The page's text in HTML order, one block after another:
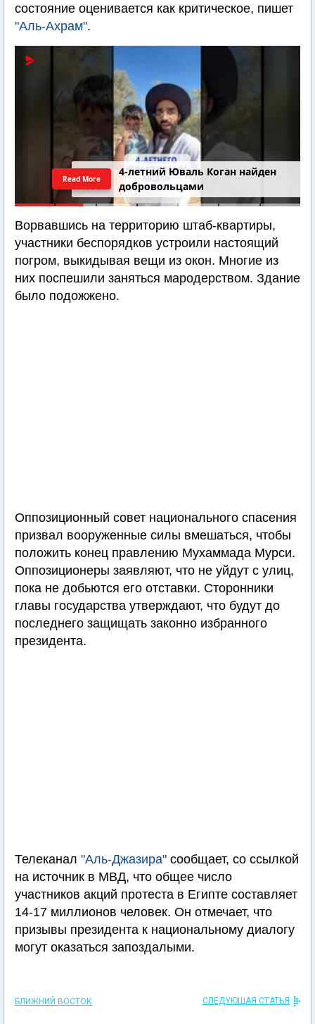
состояние оценивается как критическое, пишет
"Аль-Ахрам".
4-летний Юваль Коган найден
добровольцами
Read More
Ворвавшись на территорию штаб-квартиры,
участники беспорядков устроили настоящий
погром, выкидывая вещи из окон. Многие из
них поспешили заняться мародерством. Здание
было подожжено.
Оппозиционный совет национального спасения
призвал вооруженные силы вмешаться, чтобы
положить конец правлению Мухаммада Мурси.
Оппозиционеры заявляют, что не уйдут с улиц,
пока не добьются его отставки. Сторонники
главы государства утверждают, что будут до
последнего защищать законно избранного
президента.
Телеканал "Аль-Джазира" сообщает, со ссылкой
на источник в МВД, что общее число
участников акций протеста в Египте составляет
14-17 миллионов человек. Он отмечает, что
призывы президента к национальному диалогу
могут оказаться запоздалыми.
БЛИЖНИЙ ВОСТОК СЛЕДУЮЩАЯ СТАТЬЯ